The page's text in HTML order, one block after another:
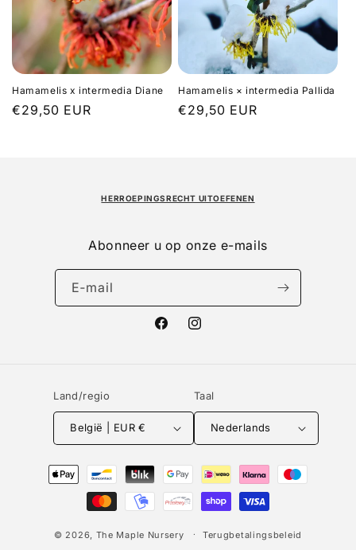
Hamamelis x intermedia Diane
Normale
€29,50 EUR
Hamamelis × intermedia Pallida
Normale
€29,50 EUR
HERROEPINGSRECHT UITOEFENEN
Abonneer u op onze e-mails
E‑mail
FacebookInstagram
Land/regio
België | EUR €
Taal
Nederlands
Betaalmethoden
© 2026, The Maple Nursery Terugbetalingsbeleid